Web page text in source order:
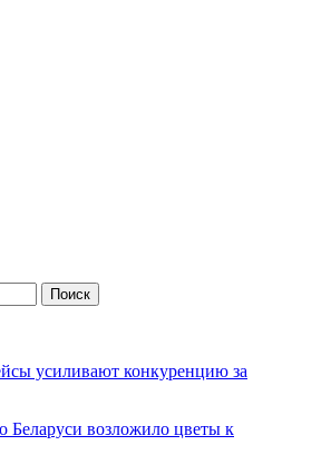
усиливают конкуренцию за
Беларуси возложило цветы к